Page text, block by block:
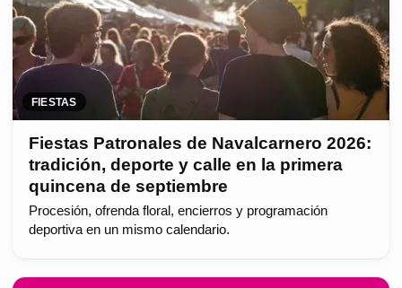
FIESTAS
Fiestas Patronales de Navalcarnero 2026:
tradición, deporte y calle en la primera
quincena de septiembre
Procesión, ofrenda floral, encierros y programación
deportiva en un mismo calendario.